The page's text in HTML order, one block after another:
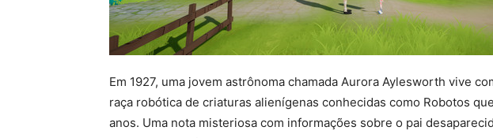
Em 1927, uma jovem astrônoma chamada Aurora Aylesworth vive
raça robótica de criaturas alienígenas conhecidas como Robotos
anos. Uma nota misteriosa com informações sobre o pai